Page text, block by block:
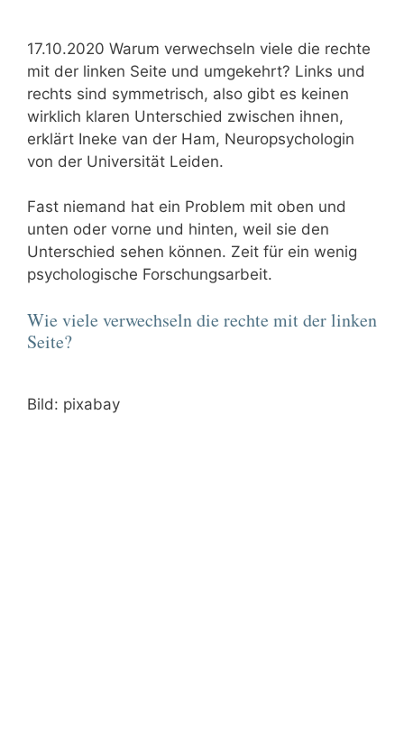
17.10.2020 Warum verwechseln viele die rechte
mit der linken Seite und umgekehrt? Links und
rechts sind symmetrisch, also gibt es keinen
wirklich klaren Unterschied zwischen ihnen,
erklärt Ineke van der Ham, Neuropsychologin
von der Universität Leiden.
Fast niemand hat ein Problem mit oben und
unten oder vorne und hinten, weil sie den
Unterschied sehen können. Zeit für ein wenig
psychologische Forschungsarbeit.
Wie viele verwechseln die rechte mit der linken
Seite?
Bild: pixabay